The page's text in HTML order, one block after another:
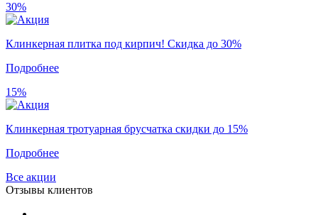
30%
Клинкерная плитка под кирпич! Скидка до 30%
Подробнее
15%
Клинкерная тротуарная брусчатка скидки до 15%
Подробнее
Все акции
Отзывы клиентов